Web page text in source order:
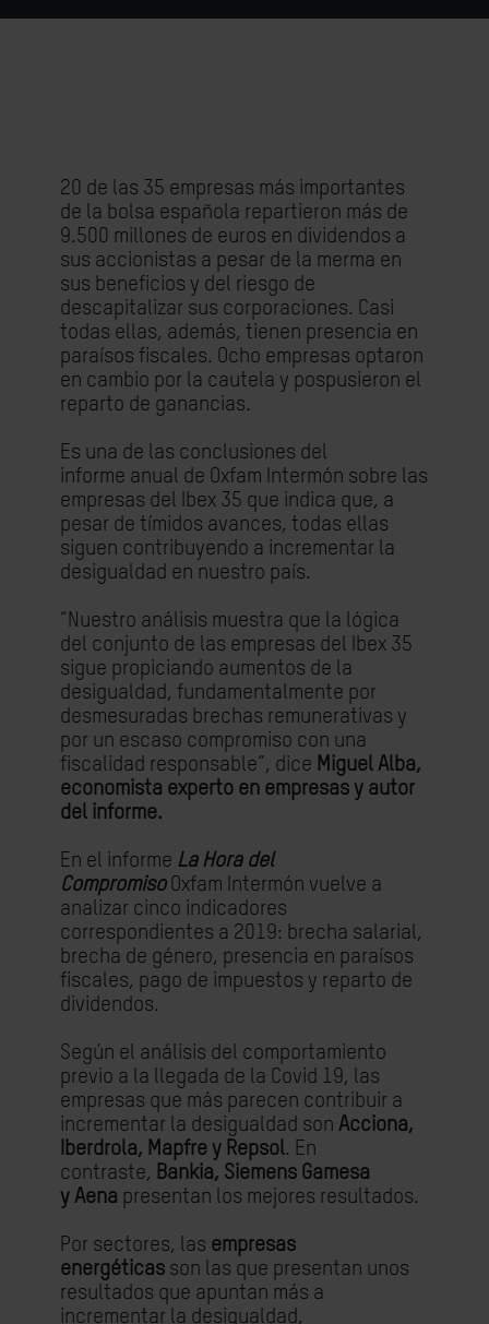
20 de las 35 empresas más importantes
de la bolsa española repartieron más de
9.500 millones de euros en dividendos a
sus accionistas a pesar de la merma en
sus beneficios y del riesgo de
descapitalizar sus corporaciones. Casi
todas ellas, además, tienen presencia en
paraísos fiscales. Ocho empresas optaron
en cambio por la cautela y pospusieron el
reparto de ganancias.
Es una de las conclusiones del
informe anual de Oxfam Intermón sobre las
empresas del Ibex 35 que indica que, a
pesar de tímidos avances, todas ellas
siguen contribuyendo a incrementar la
desigualdad en nuestro país.
“Nuestro análisis muestra que la lógica
del conjunto de las empresas del Ibex 35
sigue propiciando aumentos de la
desigualdad, fundamentalmente por
desmesuradas brechas remunerativas y
por un escaso compromiso con una
fiscalidad responsable”, dice Miguel Alba,
economista experto en empresas y autor
del informe.
En el informe La Hora del
CompromisoOxfam Intermón vuelve a
analizar cinco indicadores
correspondientes a 2019: brecha salarial,
brecha de género, presencia en paraísos
fiscales, pago de impuestos y reparto de
dividendos.
Según el análisis del comportamiento
previo a la llegada de la Covid 19, las
empresas que más parecen contribuir a
incrementar la desigualdad son Acciona,
Iberdrola, Mapfre y Repsol. En
contraste, Bankia, Siemens Gamesa
y Aena presentan los mejores resultados.
Por sectores, las empresas
energéticas son las que presentan unos
resultados que apuntan más a
incrementar la desigualdad,